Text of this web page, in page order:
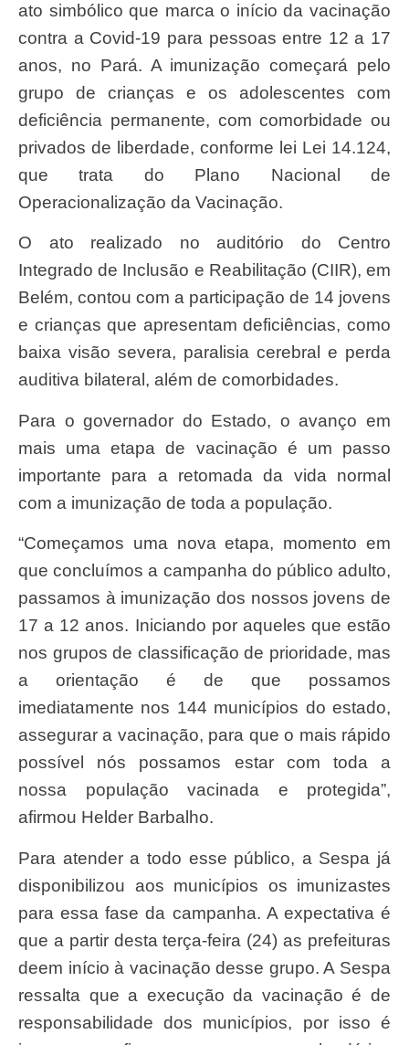
ato simbólico que marca o início da vacinação
contra a Covid-19 para pessoas entre 12 a 17
anos, no Pará. A imunização começará pelo
grupo de crianças e os adolescentes com
deficiência permanente, com comorbidade ou
privados de liberdade, conforme lei Lei 14.124,
que trata do Plano Nacional de
Operacionalização da Vacinação.
O ato realizado no auditório do Centro
Integrado de Inclusão e Reabilitação (CIIR), em
Belém, contou com a participação de 14 jovens
e crianças que apresentam deficiências, como
baixa visão severa, paralisia cerebral e perda
auditiva bilateral, além de comorbidades.
Para o governador do Estado, o avanço em
mais uma etapa de vacinação é um passo
importante para a retomada da vida normal
com a imunização de toda a população.
“Começamos uma nova etapa, momento em
que concluímos a campanha do público adulto,
passamos à imunização dos nossos jovens de
17 a 12 anos. Iniciando por aqueles que estão
nos grupos de classificação de prioridade, mas
a orientação é de que possamos
imediatamente nos 144 municípios do estado,
assegurar a vacinação, para que o mais rápido
possível nós possamos estar com toda a
nossa população vacinada e protegida”,
afirmou Helder Barbalho.
Para atender a todo esse público, a Sespa já
disponibilizou aos municípios os imunizastes
para essa fase da campanha. A expectativa é
que a partir desta terça-feira (24) as prefeituras
deem início à vacinação desse grupo. A Sespa
ressalta que a execução da vacinação é de
responsabilidade dos municípios, por isso é